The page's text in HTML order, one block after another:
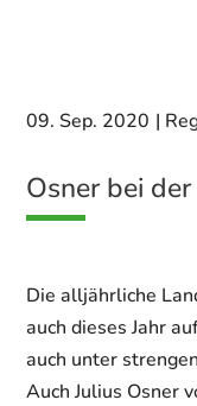
09. Sep. 2020 |
Osner bei der
Die alljährliche
auch dieses Jahr
auch unter
Auch Julius Osner